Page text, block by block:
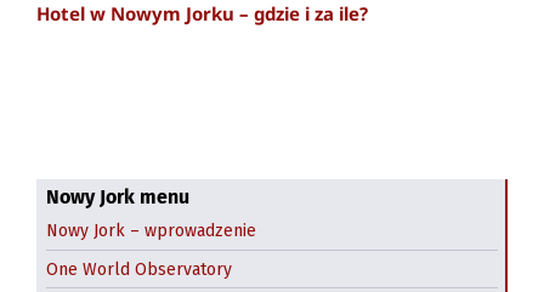
Hotel w Nowym Jorku – gdzie i za ile?
Nowy Jork menu
Nowy Jork – wprowadzenie
One World Observatory